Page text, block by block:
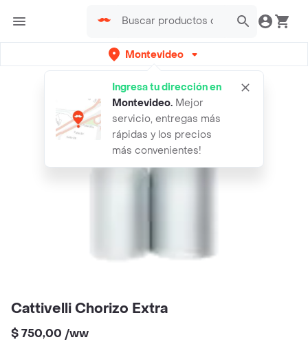
Montevideo
Ingresa tu dirección en
Montevideo. Mejor
servicio, entregas más
rápidas y los precios
más convenientes!
Cattivelli Chorizo Extra
$ 750,00 /ww